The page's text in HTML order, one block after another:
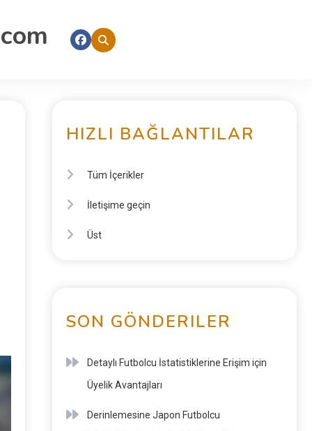
HIZLI BAĞLANTILAR
Tüm İçerikler
İletişime geçin
Üst
SON GÖNDERILER
Detaylı Futbolcu İstatistiklerine Erişim için
Üyelik Avantajları
Derinlemesine Japon Futbolcu